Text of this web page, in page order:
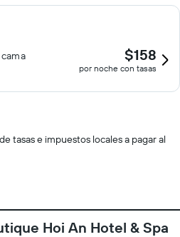
$158
por noche con tasas
tasas e impuestos locales a pagar al
Hoi An Hotel & Spa